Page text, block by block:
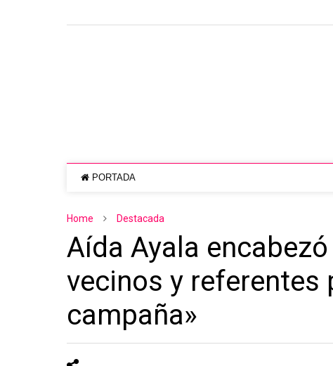
PORTADA
Home Destacada
Aída Ayala
vecinos y referentes
campaña»